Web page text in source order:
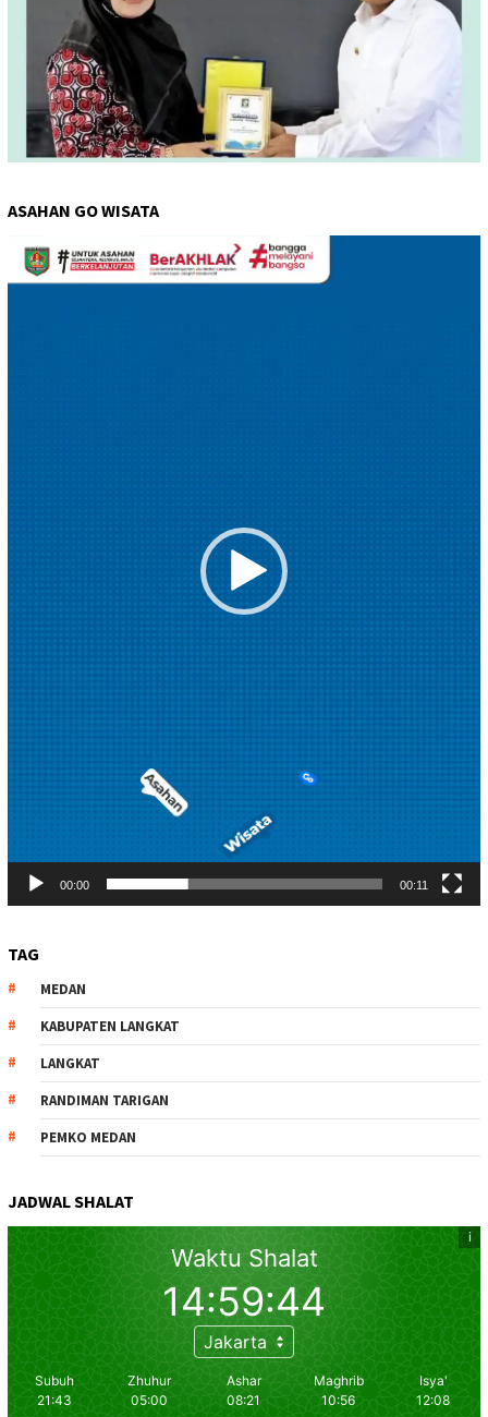
ASAHAN GO WISATA
Pemutar
Video
00:00 00:11
TAG
MEDAN
KABUPATEN LANGKAT
LANGKAT
RANDIMAN TARIGAN
PEMKO MEDAN
JADWAL SHALAT